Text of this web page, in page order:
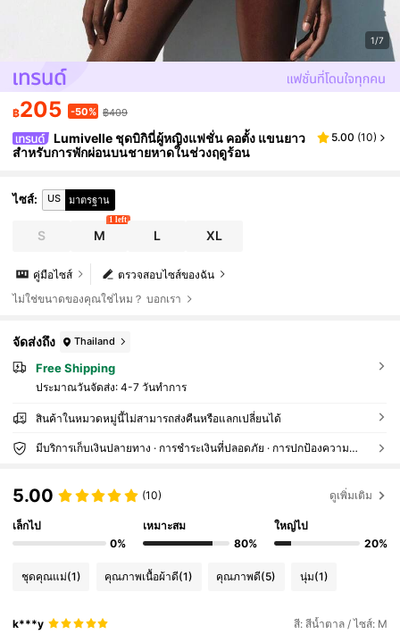
1/7
฿205 -50% ฿409
Lumivelle ชุดบิกินี่ผู้หญิงแฟชั่น คอตั้ง แขนยาว
สำหรับการพักผ่อนบนชายหาดในช่วงฤดูร้อน
5.00 (10)
ไซส์: US มาตรฐาน
S M
1 left
L XL
ตรวจสอบไซส์ของฉัน
คู่มือไซส์
ไม่ใช่ขนาดของคุณใช่ไหม？ บอกเรา
จัดส่งถึง Thailand
Free Shipping
ประมาณวันจัดส่ง: 4-7 วันทำการ
สินค้าในหมวดหมู่นี้ไม่สามารถส่งคืนหรือแลกเปลี่ยนได้
มีบริการเก็บเงินปลายทาง · การชำระเงินที่ปลอดภัย · การปกป้องความเป็นส่วนตัว
5.00 (10) ดูเพิ่มเติม
เล็กไป
0%
เหมาะสม
80%
ใหญ่ไป
20%
ชุดคุณแม่(1) คุณภาพเนื้อผ้าดี(1) คุณภาพดี(5) นุ่ม(1)
k***y สี: สีน้ำตาล / ไซส์: M